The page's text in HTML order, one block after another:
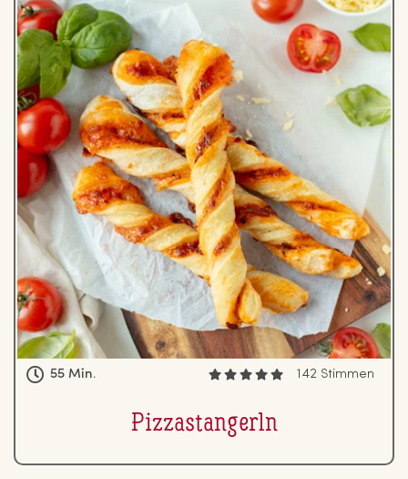
55 Min. 142 Stimmen
Piz­zastan­gerln